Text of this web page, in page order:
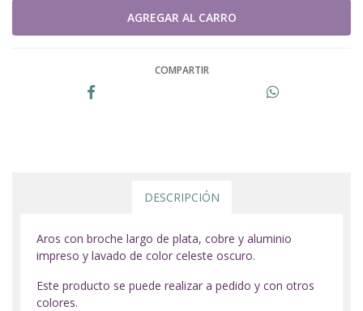
COMPARTIR
DESCRIPCIÓN
Aros con broche largo de plata, cobre y aluminio
impreso y lavado de color celeste oscuro.
Este producto se puede realizar a pedido y con otros
colores.